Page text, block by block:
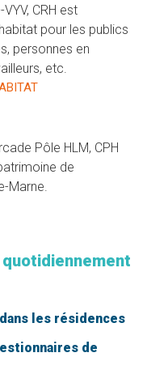
CRH est
pour les publics
personnes en
etc.
Pôle HLM, CPH
de
Marne.
les résidences
de